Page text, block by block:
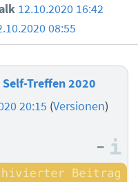
12.10.2020 16:42
08:55
Treffen 2020
20:15 (Versionen)
–